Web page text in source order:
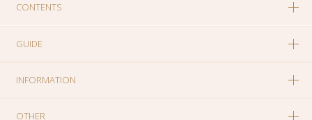
CONTENTS
GUIDE
INFORMATION
OTHER